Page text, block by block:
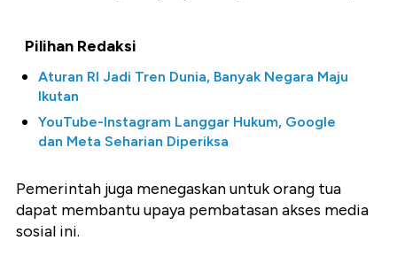
Pilihan Redaksi
Aturan RI Jadi Tren Dunia, Banyak Negara Maju
Ikutan
YouTube-Instagram Langgar Hukum, Google
dan Meta Seharian Diperiksa
Pemerintah juga menegaskan untuk orang tua
dapat membantu upaya pembatasan akses media
sosial ini.